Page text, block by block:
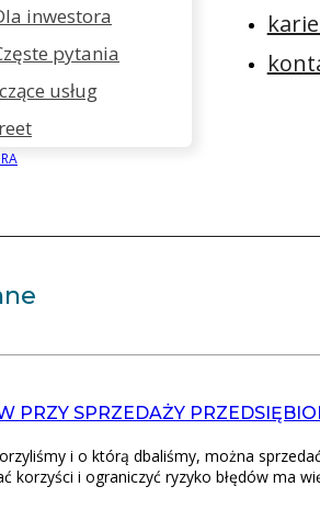
inwestora
pytania
usług
PRZY SPRZEDAŻY
i o którą dbaliśmy, można
korzyści i ograniczyć ryzyko błędów ma